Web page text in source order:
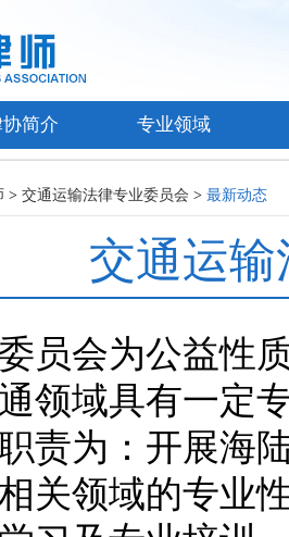
简介 专业领域
> 交通运输法律专业委员会 > 最新动态
交通运
员会为公益性
领域具有一定
责为：开展海
关领域的专业